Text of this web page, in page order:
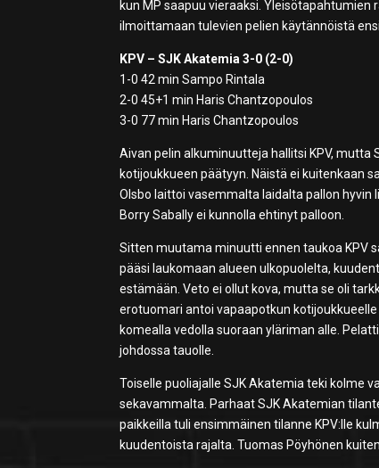
kun MP saapuu vieraaksi.
ilmoittamaan tulevien pelien käytännöistä ensi
KPV – SJK Akatemia 3-0 (2-0)
1-0 42 min Sampo Rintala
2-0 45+1 min Haris Chantzopoulos
3-0 77 min Haris Chantzopoulos
Aivan pelin alkuminuutteja hallitsi KPV,
kotijoukkueen päätyyn. Näistä ei kuitenkaan
Olsbo laittoi vasemmalta laidalta pallon hyvin
Borry Sabally ei kunnolla ehtinyt palloon.
Sitten muutama minuutti ennen taukoa KPV
pääsi laukomaan alueen ulkopuolelta,
estämään. Veto ei ollut kova, mutta se oli
erotuomari antoi vapaapotkun
komealla vedolla suoraan yläriman alle.
johdossa tauolle.
Toiselle puoliajalle SJK Akatemia teki kolme
sekavammalta. Parhaat SJK Akatemian
paikkeilla tuli ensimmäinen tilanne KPV:lle
kuudentoista rajalta. Tuomas Pöyhönen